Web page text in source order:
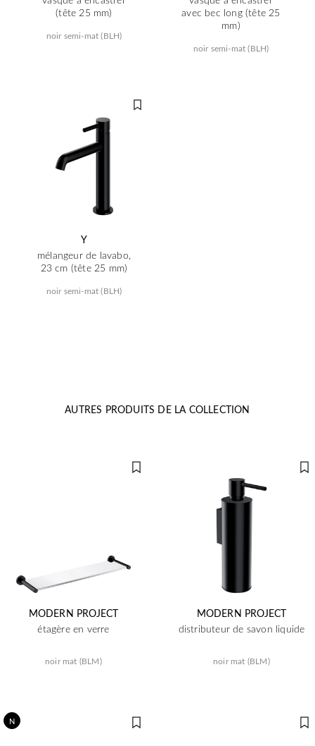
(tête 25 mm)
noir semi-mat (BLH)
avec bec long (tête 25
mm)
noir semi-mat (BLH)
Y
mélangeur de lavabo,
23 cm (tête 25 mm)
noir semi-mat (BLH)
AUTRES PRODUITS DE LA COLLECTION
MODERN PROJECT
étagère en verre
noir mat (BLM)
MODERN PROJECT
distributeur de savon liquide
noir mat (BLM)
N